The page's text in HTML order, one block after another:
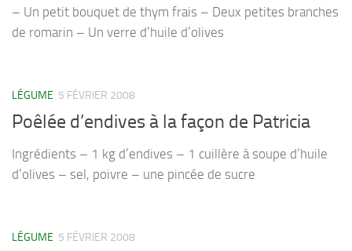
– Un petit bouquet de thym frais – Deux petites branches
de romarin – Un verre d’huile d’olives
LÉGUME 5 FÉVRIER 2008
Poêlée d’endives à la façon de Patricia
Ingrédients – 1 kg d’endives – 1 cuillère à soupe d’huile
d’olives – sel, poivre – une pincée de sucre
LÉGUME 5 FÉVRIER 2008